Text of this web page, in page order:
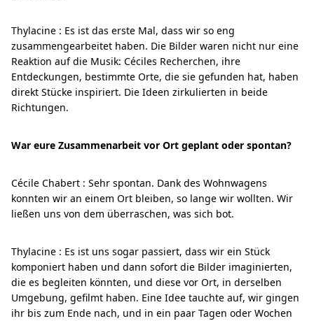
Thylacine : Es ist das erste Mal, dass wir so eng
zusammengearbeitet haben. Die Bilder waren nicht nur eine
Reaktion auf die Musik: Céciles Recherchen, ihre
Entdeckungen, bestimmte Orte, die sie gefunden hat, haben
direkt Stücke inspiriert. Die Ideen zirkulierten in beide
Richtungen.
War eure Zusammenarbeit vor Ort geplant oder spontan?
Cécile Chabert : Sehr spontan. Dank des Wohnwagens
konnten wir an einem Ort bleiben, so lange wir wollten. Wir
ließen uns von dem überraschen, was sich bot.
Thylacine : Es ist uns sogar passiert, dass wir ein Stück
komponiert haben und dann sofort die Bilder imaginierten,
die es begleiten könnten, und diese vor Ort, in derselben
Umgebung, gefilmt haben. Eine Idee tauchte auf, wir gingen
ihr bis zum Ende nach, und in ein paar Tagen oder Wochen